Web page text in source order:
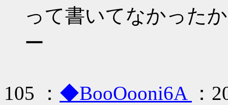
って書いてなかった
ー
105 ： ◆BooOooni6A
：